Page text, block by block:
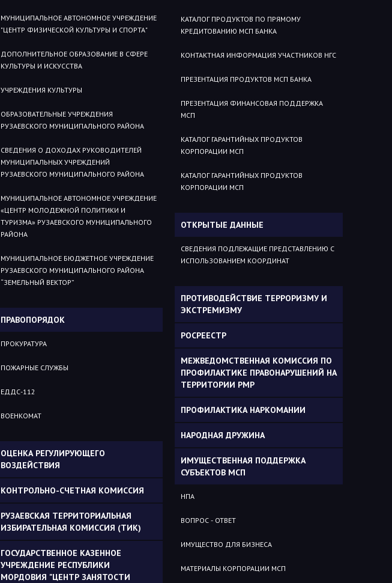
МУНИЦИПАЛЬНОЕ АВТОНОМНОЕ УЧРЕЖДЕНИЕ
"ЦЕНТР ФИЗИЧЕСКОЙ КУЛЬТУРЫ И СПОРТА"
ДОПОЛНИТЕЛЬНОЕ ОБРАЗОВАНИЕ В СФЕРЕ
КУЛЬТУРЫ И ИСКУССТВА
УЧРЕЖДЕНИЯ КУЛЬТУРЫ
ОБРАЗОВАТЕЛЬНЫЕ УЧРЕЖДЕНИЯ
РУЗАЕВСКОГО МУНИЦИПАЛЬНОГО РАЙОНА
СВЕДЕНИЯ О ДОХОДАХ РУКОВОДИТЕЛЕЙ
МУНИЦИПАЛЬНЫХ УЧРЕЖДЕНИЙ
РУЗАЕВСКОГО МУНИЦИПАЛЬНОГО РАЙОНА
МУНИЦИПАЛЬНОЕ АВТОНОМНОЕ УЧРЕЖДЕНИЕ
«ЦЕНТР МОЛОДЕЖНОЙ ПОЛИТИКИ И
ТУРИЗМА» РУЗАЕВСКОГО МУНИЦИПАЛЬНОГО
РАЙОНА
МУНИЦИПАЛЬНОЕ БЮДЖЕТНОЕ УЧРЕЖДЕНИЕ
РУЗАЕВСКОГО МУНИЦИПАЛЬНОГО РАЙОНА
“ЗЕМЕЛЬНЫЙ ВЕКТОР”
ПРАВОПОРЯДОК
ПРОКУРАТУРА
ПОЖАРНЫЕ СЛУЖБЫ
ЕДДС-112
ВОЕНКОМАТ
ОЦЕНКА РЕГУЛИРУЮЩЕГО
ВОЗДЕЙСТВИЯ
КОНТРОЛЬНО-СЧЕТНАЯ КОМИССИЯ
РУЗАЕВСКАЯ ТЕРРИТОРИАЛЬНАЯ
ИЗБИРАТЕЛЬНАЯ КОМИССИЯ (ТИК)
ГОСУДАРСТВЕННОЕ КАЗЕННОЕ
УЧРЕЖДЕНИЕ РЕСПУБЛИКИ
МОРДОВИЯ "ЦЕНТР ЗАНЯТОСТИ
КАТАЛОГ ПРОДУКТОВ ПО ПРЯМОМУ
КРЕДИТОВАНИЮ МСП БАНКА
КОНТАКТНАЯ ИНФОРМАЦИЯ УЧАСТНИКОВ НГС
ПРЕЗЕНТАЦИЯ ПРОДУКТОВ МСП БАНКА
ПРЕЗЕНТАЦИЯ ФИНАНСОВАЯ ПОДДЕРЖКА
МСП
КАТАЛОГ ГАРАНТИЙНЫХ ПРОДУКТОВ
КОРПОРАЦИИ МСП
КАТАЛОГ ГАРАНТИЙНЫХ ПРОДУКТОВ
КОРПОРАЦИИ МСП
ОТКРЫТЫЕ ДАННЫЕ
СВЕДЕНИЯ ПОДЛЕЖАЩИЕ ПРЕДСТАВЛЕНИЮ С
ИСПОЛЬЗОВАНИЕМ КООРДИНАТ
ПРОТИВОДЕЙСТВИЕ ТЕРРОРИЗМУ И
ЭКСТРЕМИЗМУ
РОСРЕЕСТР
МЕЖВЕДОМСТВЕННАЯ КОМИССИЯ ПО
ПРОФИЛАКТИКЕ ПРАВОНАРУШЕНИЙ НА
ТЕРРИТОРИИ РМР
ПРОФИЛАКТИКА НАРКОМАНИИ
НАРОДНАЯ ДРУЖИНА
ИМУЩЕСТВЕННАЯ ПОДДЕРЖКА
СУБЪЕКТОВ МСП
НПА
ВОПРОС - ОТВЕТ
ИМУЩЕСТВО ДЛЯ БИЗНЕСА
МАТЕРИАЛЫ КОРПОРАЦИИ МСП